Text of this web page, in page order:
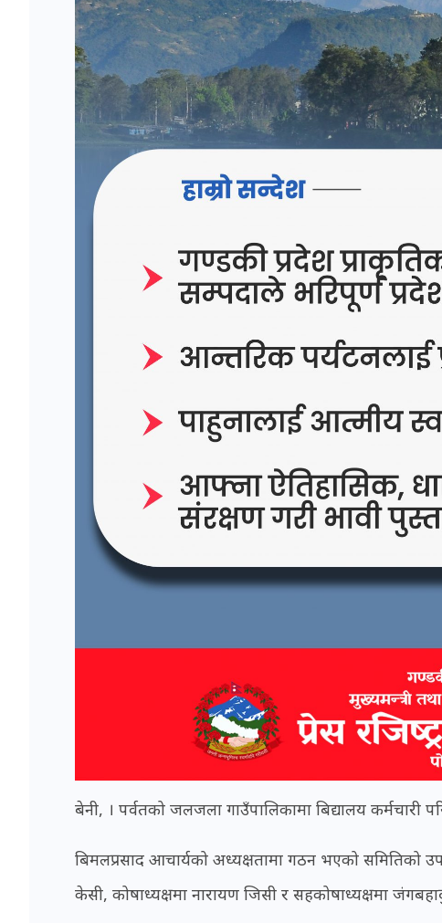
बेनी, । पर्वतको जलजला गाउँपालिकामा बिद्यालय कर्मचारी
बिमलप्रसाद आचार्यको अध्यक्षतामा गठन भएको समितिको
केसी, कोषाध्यक्षमा नारायण जिसी र सहकोषाध्यक्षमा